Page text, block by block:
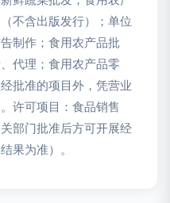
不含出版发行）；单位
制作；食用农产品批
代理；食用农产品零
批准的项目外，凭营业
许可项目：食品销售
部门批准后方可开展经
果为准）。